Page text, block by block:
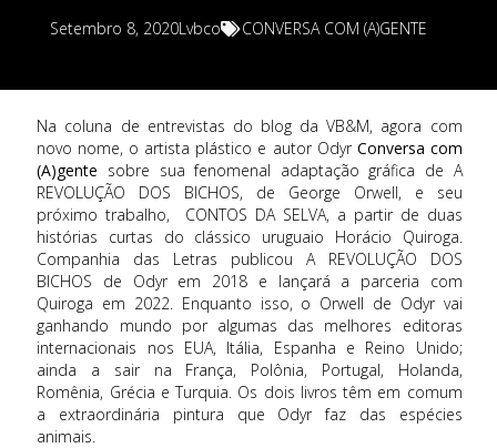
Setembro 8, 2020Lvbco CONVERSA COM (A)GENTE
Na coluna de entrevistas do blog da VB&M, agora com
novo nome, o artista plástico e autor Odyr Conversa com
(A)gente sobre sua fenomenal adaptação gráfica de A
REVOLUÇÃO DOS BICHOS, de George Orwell, e seu
próximo trabalho, CONTOS DA SELVA, a partir de duas
histórias curtas do clássico uruguaio Horácio Quiroga.
Companhia das Letras publicou A REVOLUÇÃO DOS
BICHOS de Odyr em 2018 e lançará a parceria com
Quiroga em 2022. Enquanto isso, o Orwell de Odyr vai
ganhando mundo por algumas das melhores editoras
internacionais nos EUA, Itália, Espanha e Reino Unido;
ainda a sair na França, Polônia, Portugal, Holanda,
Romênia, Grécia e Turquia. Os dois livros têm em comum
a extraordinária pintura que Odyr faz das espécies
animais.